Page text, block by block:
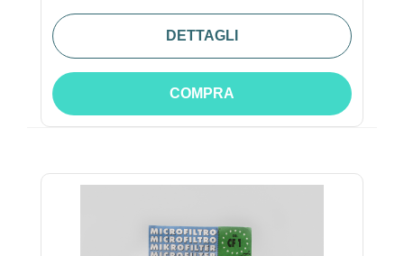
DETTAGLI
COMPRA